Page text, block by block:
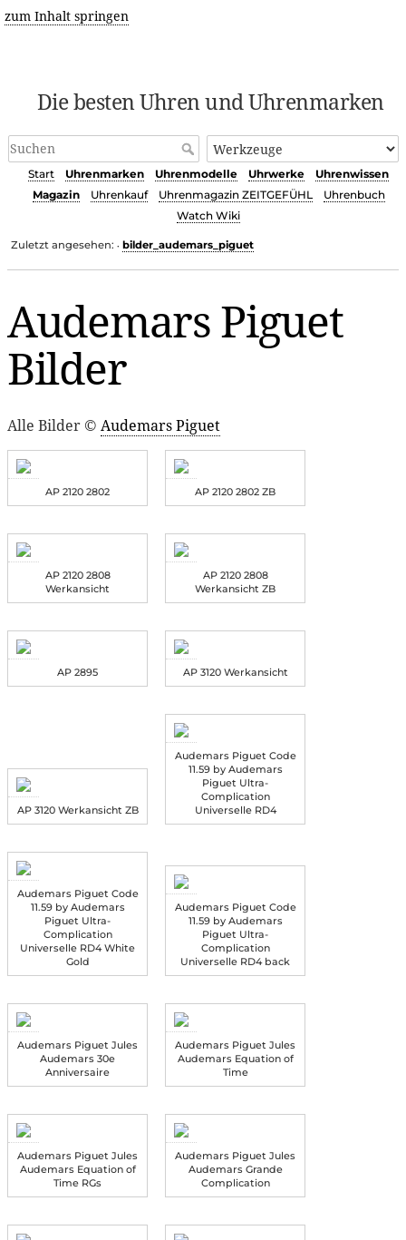
zum Inhalt springen
Die besten Uhren und Uhrenmarken
Start Uhrenmarken Uhrenmodelle Uhrwerke
Uhrenwissen
Magazin
Uhrenkauf Uhrenmagazin ZEITGEFÜHL
Uhrenbuch
Watch Wiki
Zuletzt angesehen: • bilder_audemars_piguet
Audemars Piguet
Bilder
Alle Bilder © Audemars Piguet
AP 2120 2802 AP 2120 2802 ZB
AP 2120 2808
Werkansicht
AP 2120 2808
Werkansicht ZB
AP 2895 AP 3120 Werkansicht
AP 3120 Werkansicht ZB
Audemars Piguet Code
11.59 by Audemars
Piguet Ultra-
Complication
Universelle RD4
Audemars Piguet Code
11.59 by Audemars
Piguet Ultra-
Complication
Universelle RD4 White
Gold
Audemars Piguet Code
11.59 by Audemars
Piguet Ultra-
Complication
Universelle RD4 back
Audemars Piguet Jules
Audemars 30e
Anniversaire
Audemars Piguet Jules
Audemars Equation of
Time
Audemars Piguet Jules
Audemars Equation of
Time RGs
Audemars Piguet Jules
Audemars Grande
Complication